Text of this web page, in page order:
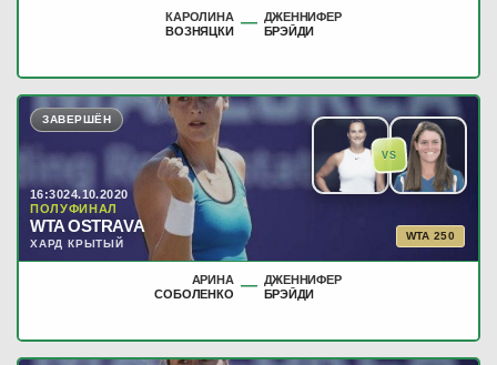
КАРОЛИНА
ВОЗНЯЦКИ — ДЖЕННИФЕР
БРЭЙДИ
VS
ЗАВЕРШЁН
16:3024.10.2020
ПОЛУФИНАЛ
WTA OSTRAVA
ХАРД КРЫТЫЙ
WTA 250
АРИНА
СОБОЛЕНКО — ДЖЕННИФЕР
БРЭЙДИ